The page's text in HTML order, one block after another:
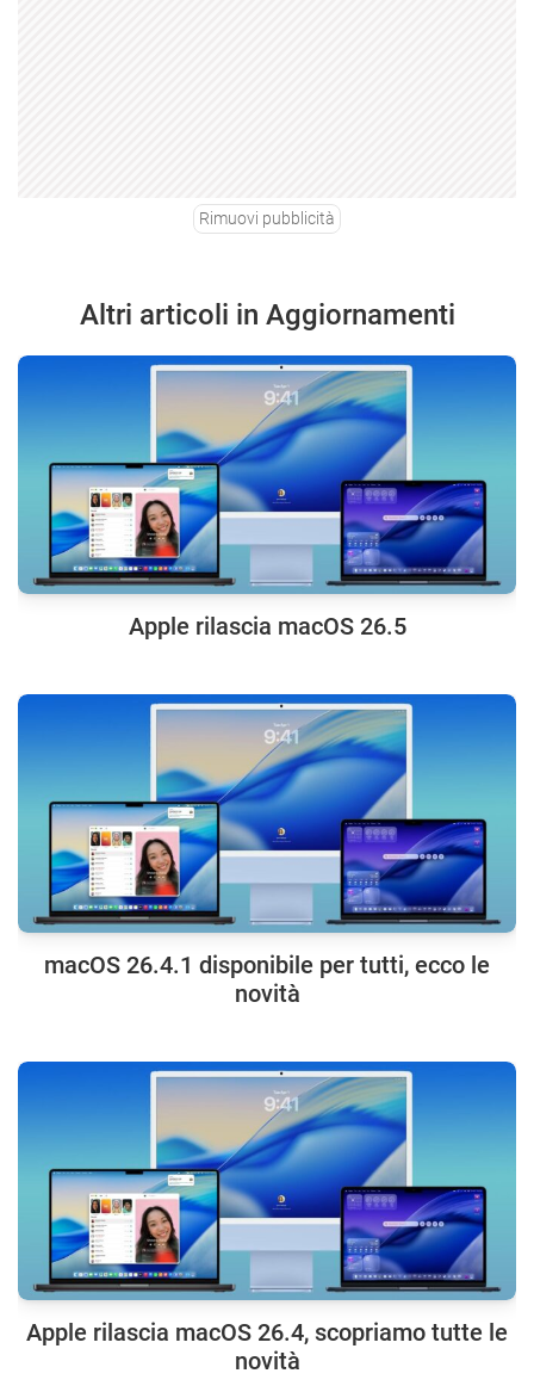
Rimuovi pubblicità
Altri articoli in Aggiornamenti
Apple rilascia macOS 26.5
macOS 26.4.1 disponibile per tutti, ecco le
novità
Apple rilascia macOS 26.4, scopriamo tutte le
novità